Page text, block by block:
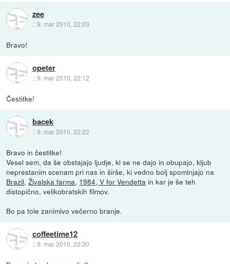
zee
::9. mar 2010, 22:03
Bravo!
opeter
::9. mar 2010, 22:12
Čestitke!
bacek
::9. mar 2010, 22:22
Bravo in čestitke!
Vesel sem, da še obstajajo ljudje, ki se ne dajo in obupajo, kljub
neprestanim scenam pri nas in širše, ki vedno bolj spominjajo na
Brazil,Živalska farma, 1984, V for Vendetta in kar je še teh
distopično, velikobratskih filmov.
Bo pa tole zanimivo večerno branje.
coffeetime12
::9. mar 2010, 22:30